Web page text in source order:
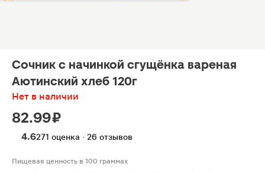
Сочник с начинкой сгущёнка вареная
Аютинский хлеб 120г
Нет в наличии
82.99 ₽
4.6271 оценка · 26 отзывов
Пищевая ценность в 100 граммах